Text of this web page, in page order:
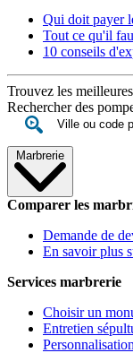
Qui doit payer
Tout ce qu'il
10 conseils
Trouvez les
Rechercher des
Marbrerie
Comparer les
Demande de
En savoir plus
Services marbrerie
Choisir un
Entretien